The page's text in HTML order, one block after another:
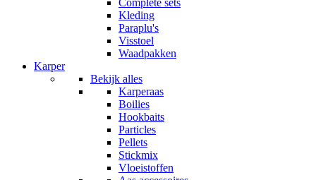
Complete sets
Kleding
Paraplu's
Visstoel
Waadpakken
Karper
Bekijk alles
Karperaas
Boilies
Hookbaits
Particles
Pellets
Stickmix
Vloeistoffen